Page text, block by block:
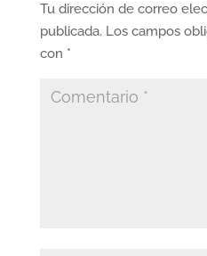
Tu dirección de correo
publicada. Los campos
con *